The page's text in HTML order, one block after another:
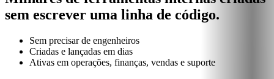
sem escrever uma linha de código.
Sem precisar de engenheiros
Criadas e lançadas em dias
Ativas em operações, finanças, vendas e suporte